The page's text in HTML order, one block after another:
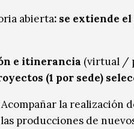
abierta: se extiende
e itinerancia (virtual /
(1 por sede)
Acompañar la realización
producciones de